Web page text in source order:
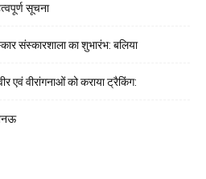
सूचना
संस्कारशाला का शुभारंभ: बलिया
एवं वीरांगनाओं को कराया ट्रैकिंग: